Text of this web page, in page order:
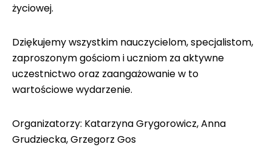
życiowej.
Dziękujemy wszystkim nauczycielom, specjalistom,
zaproszonym gościom i uczniom za aktywne
uczestnictwo oraz zaangażowanie w to
wartościowe wydarzenie.
Organizatorzy: Katarzyna Grygorowicz, Anna
Grudziecka, Grzegorz Gos